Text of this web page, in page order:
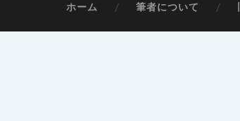
ホーム 筆者について